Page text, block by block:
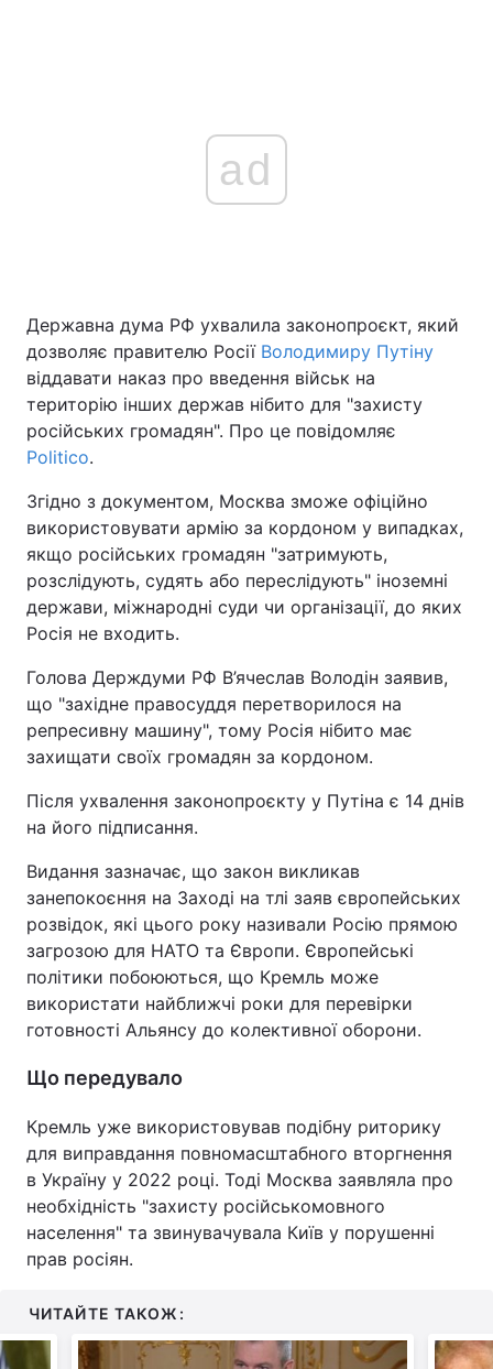
ad
Державна дума РФ ухвалила законопроєкт, який
дозволяє правителю Росії Володимиру Путіну
віддавати наказ про введення військ на
територію інших держав нібито для "захисту
російських громадян". Про це повідомляє
Politico.
Згідно з документом, Москва зможе офіційно
використовувати армію за кордоном у випадках,
якщо російських громадян "затримують,
розслідують, судять або переслідують" іноземні
держави, міжнародні суди чи організації, до яких
Росія не входить.
Голова Держдуми РФ В’ячеслав Володін заявив,
що "західне правосуддя перетворилося на
репресивну машину", тому Росія нібито має
захищати своїх громадян за кордоном.
Після ухвалення законопроєкту у Путіна є 14 днів
на його підписання.
Видання зазначає, що закон викликав
занепокоєння на Заході на тлі заяв європейських
розвідок, які цього року називали Росію прямою
загрозою для НАТО та Європи. Європейські
політики побоюються, що Кремль може
використати найближчі роки для перевірки
готовності Альянсу до колективної оборони.
Що передувало
Кремль уже використовував подібну риторику
для виправдання повномасштабного вторгнення
в Україну у 2022 році. Тоді Москва заявляла про
необхідність "захисту російськомовного
населення" та звинувачувала Київ у порушенні
прав росіян.
ЧИТАЙТЕ ТАКОЖ: